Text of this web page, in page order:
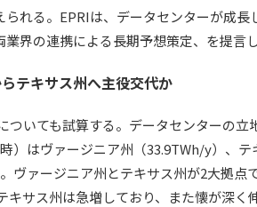
られる。EPRIは、データセンターが
界の連携による長期予想策定、を提言し
テキサス州へ主役交代か
いても試算する。データセンターの
）はヴァージニア州（33.9TWh/y）、
ヴァージニア州とテキサス州が2大拠
サス州は急増しており、また懐が深く